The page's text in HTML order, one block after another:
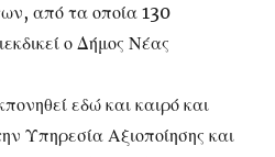
από τα οποία 130
ο Δήμος Νέας
εδώ και καιρό και
Υπηρεσία Αξιοποίησης και